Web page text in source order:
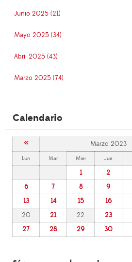
Junio 2025 (21)
Mayo 2025 (34)
Abril 2025 (43)
Marzo 2025 (74)
Calendario
« Marzo 2023
Lun Mar Mier Jue
1 2
6
7 8 9
13
14 15 16
20
21 22 23
27
28 29 30